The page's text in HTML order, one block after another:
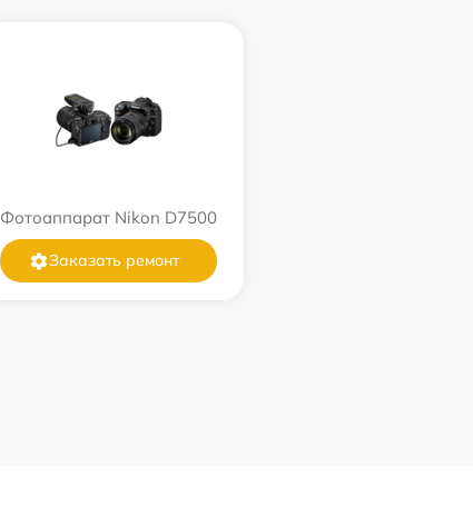
Фотоаппарат Nikon D7500
Заказать ремонт